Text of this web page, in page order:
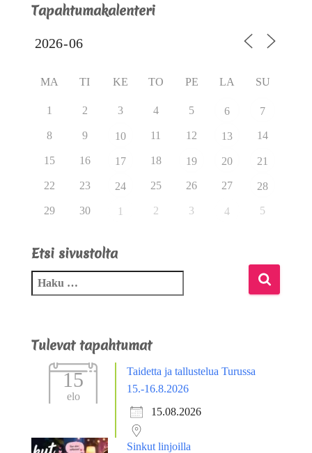
Tapahtumakalenteri
MA TI KE TO PE LA SU
1 2 3 4 5 6 7
8 9 10 11 12 13 14
15 16 17 18 19 20 21
22 23 24 25 26 27 28
29 30 1 2 3 4 5
Etsi sivustolta
Tulevat tapahtumat
15
elo
Taidetta ja tallustelua Turussa
15.-16.8.2026
15.08.2026
Sinkut linjoilla